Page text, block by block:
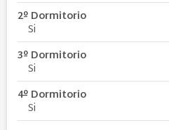
2º Dormitorio
Si
3º Dormitorio
Si
4º Dormitorio
Si